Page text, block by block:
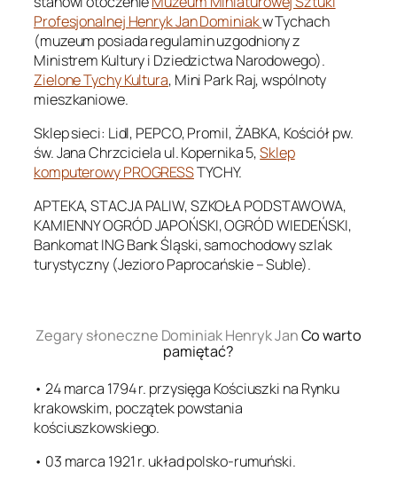
Profesjonalnej Henryk Jan Dominiakw Tychach
(muzeum posiada regulamin uzgodniony z
Ministrem Kultury i Dziedzictwa Narodowego).
Zielone Tychy Kultura, Mini Park Raj, wspólnoty
mieszkaniowe.
Sklep sieci: Lidl, PEPCO, Promil, ŻABKA, Kościół pw.
św. Jana Chrzciciela ul. Kopernika 5,Sklep
komputerowy PROGRESSTYCHY.
APTEKA, STACJA PALIW, SZKOŁA PODSTAWOWA,
KAMIENNY OGRÓD JAPOŃSKI, OGRÓD WIEDEŃSKI,
Bankomat ING Bank Śląski, samochodowy szlak
turystyczny (Jezioro Paprocańskie – Suble).
Zegary słoneczne Dominiak Henryk JanCo warto
pamiętać?
• 24 marca 1794 r. przysięga Kościuszki na Rynku
krakowskim, początek powstania
kościuszkowskiego.
• 03 marca 1921 r. układ polsko-rumuński.